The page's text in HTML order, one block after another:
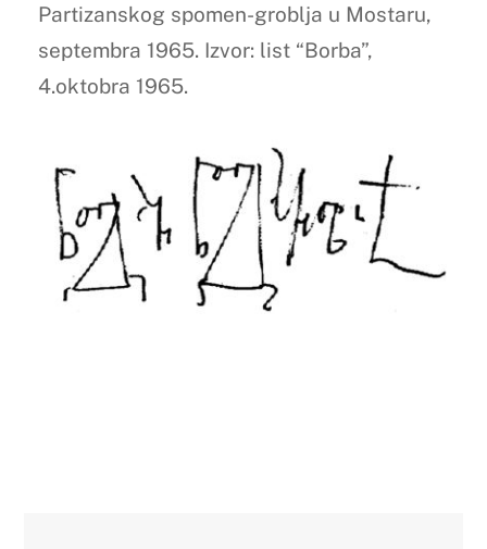
Partizanskog spomen-groblja u Mostaru,
septembra 1965. Izvor: list “Borba”,
4.oktobra 1965.